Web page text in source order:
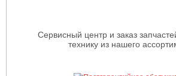
Сервисный центр и заказ
технику из нашего